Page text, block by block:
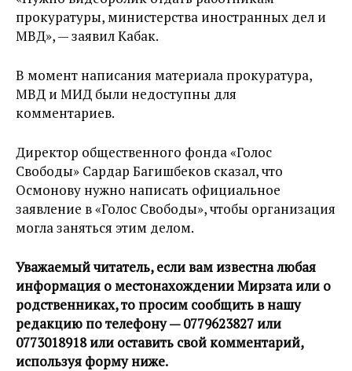
прокуратуры, министерства иностранных дел и
МВД», — заявил Кабак.
В момент написания материала прокуратура,
МВД и МИД были недоступны для
комментариев.
Директор общественного фонда «Голос
Свободы» Сардар Багишбеков сказал, что
Осмонову нужно написать официальное
заявление в «Голос Свободы», чтобы организация
могла заняться этим делом.
Уважаемый читатель, если вам известна любая
информация о местонахождении Мирзата или о
родственниках, то просим сообщить в нашу
редакцию по телефону — 0779623827 или
0773018918 или оставить свой комментарий,
используя форму ниже.